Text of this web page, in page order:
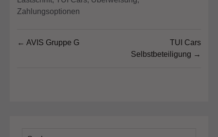
Zahlungsoptionen
Beitragsnavigation
← AVIS Gruppe G
TUI Cars
Selbstbeteiligung →